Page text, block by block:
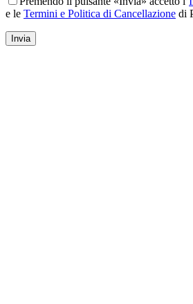
e le Termini e Politica di Cancellazione di